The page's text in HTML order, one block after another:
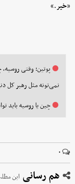
«خیر.»
پوتین: وقتی
نمی‌تونه مثل رهبر کل
چین یا روسیه باید
۰
هم رسانی این